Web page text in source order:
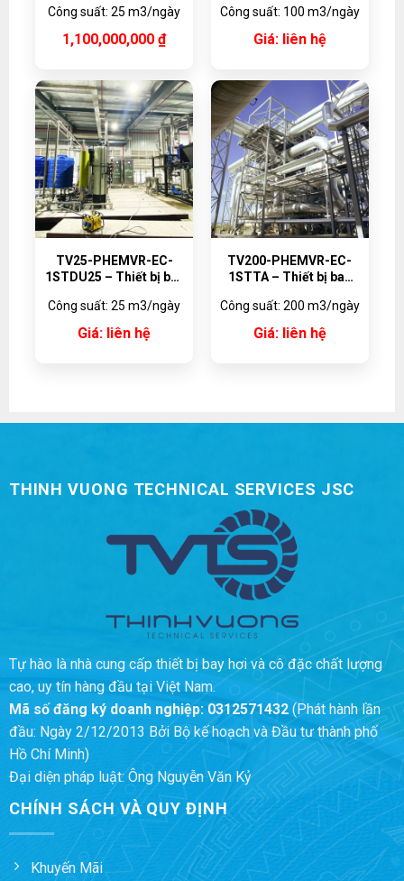
nhiệt dạng tấm 25
m³/ngày
Công suất: 25 m3/ngày
1,100,000,000₫
nhiệt dạng tấm 100
m³/ngày
Công suất: 100 m3/ngày
Giá: liên hệ
TV25-PHEMVR-EC-
1STDU25 – Thiết bị bay
nhiệt dạng tấm 25
m³/ngày
Công suất: 25 m3/ngày
Giá: liên hệ
TV200-PHEMVR-EC-
1STTA – Thiết bị bay
nhiệt dạng tấm, vật liệu
Titanium
Công suất: 200 m3/ngày
Giá: liên hệ
THINH VUONG TECHNICAL SERVICES JSC
Tự hào là nhà cung cấp thiết bị bay hơi và cô đặc chất lượng
cao, uy tín hàng đầu tại Việt Nam.
Mã số đăng ký doanh nghiệp: 0312571432(Phát hành lần
đầu: Ngày 2/12/2013 Bởi Bộ kế hoạch và Đầu tư thành phố
Hồ Chí Minh)
Đại diện pháp luật: Ông Nguyễn Văn Kỷ
CHÍNH SÁCH VÀ QUY ĐỊNH
Khuyến Mãi